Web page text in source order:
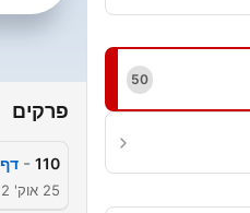
50
פרקים
110
-
25 אוק' 2022